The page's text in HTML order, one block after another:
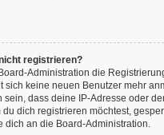
registrieren?
Administration die
sich keine neuen Benutzer mehr
sein, dass deine IP-Adresse oder
du dich registrieren möchtest,
dich an die Board-Administration.